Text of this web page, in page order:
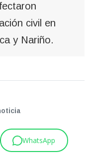
civil en
y Nariño.
WhatsApp